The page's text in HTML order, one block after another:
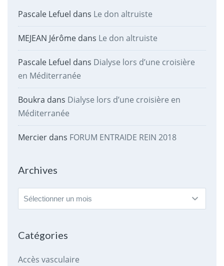
Pascale Lefuel dans Le don altruiste
MEJEAN Jérômedans Le don altruiste
Pascale Lefuel dans Dialyse lors d’une croisière
en Méditerranée
Boukra dans Dialyse lors d’une croisière en
Méditerranée
Mercierdans FORUM ENTRAIDE REIN 2018
Archives
Archives
Catégories
Accès vasculaire